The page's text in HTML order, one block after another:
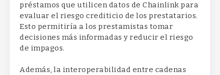
préstamos que utilicen datos de Chainlink para
evaluar el riesgo crediticio de los prestatarios.
Esto permitiría a los prestamistas tomar
decisiones más informadas y reducir el riesgo
de impagos.
Además, la interoperabilidad entre cadenas